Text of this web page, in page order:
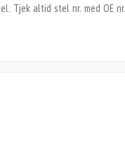
Tjek altid stel nr. med OE nr.